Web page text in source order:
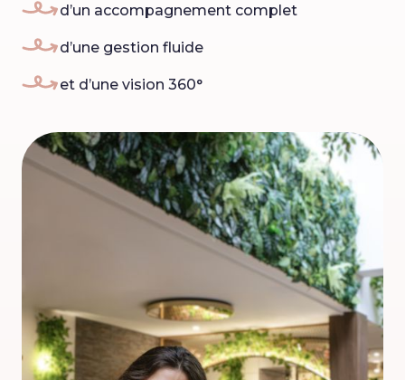
d’un accompagnement complet
d’une gestion fluide
et d’une vision 360°